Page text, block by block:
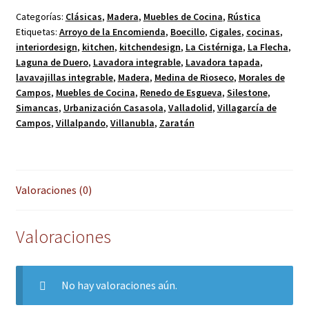
Categorías: Clásicas, Madera, Muebles de Cocina, Rústica
Etiquetas: Arroyo de la Encomienda, Boecillo, Cigales, cocinas,
interiordesign, kitchen, kitchendesign, La Cistérniga, La Flecha,
Laguna de Duero, Lavadora integrable, Lavadora tapada,
lavavajillas integrable, Madera, Medina de Rioseco, Morales de
Campos, Muebles de Cocina, Renedo de Esgueva, Silestone,
Simancas, Urbanización Casasola, Valladolid, Villagarcía de
Campos, Villalpando, Villanubla, Zaratán
Valoraciones (0)
Valoraciones
No hay valoraciones aún.